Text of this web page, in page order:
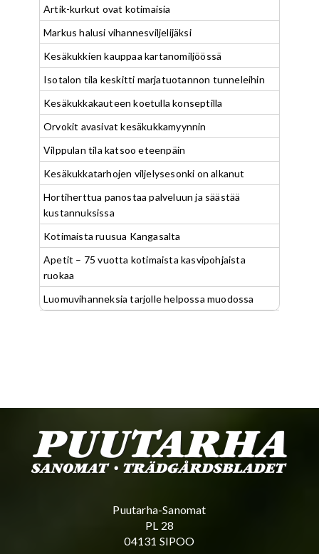
Artik-kurkut ovat kotimaisia
Markus halusi vihannesviljelijäksi
Kesäkukkien kauppaa kartanomiljöössä
Isotalon tila keskitti marjatuotannon tunneleihin
Kesäkukkakauteen koetulla konseptilla
Orvokit avasivat kesäkukkamyynnin
Vilppulan tila katsoo eteenpäin
Kesäkukkatarhojen viljelysesonki on alkanut
Hortiherttua panostaa palveluun ja säästää
kustannuksissa
Kotimaista ruusua Kangasalta
Apetit – 75 vuotta kotimaista kasvipohjaista
ruokaa
Luomuvihanneksia tarjolle helpossa muodossa
Puutarha-Sanomat
PL 28
04131 SIPOO